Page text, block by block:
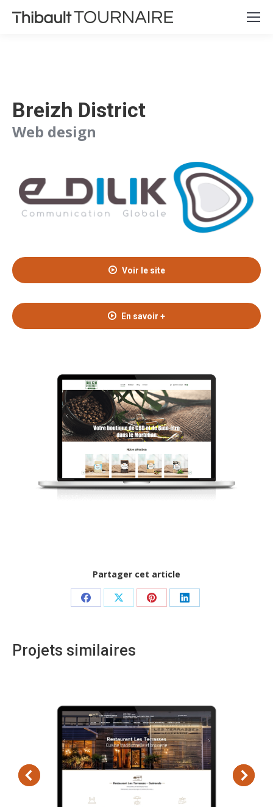
Breizh District
Web design
Voir le site
En savoir +
Partager cet article
Share
Facebook
Share Share Share
Projets similaires